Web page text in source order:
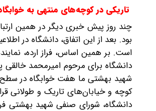
تاریکی در کوچه‌های منتهی به
چند روز پیش خبری دیگر در همین
بود. بعد از این اتفاق، دانشگاه در
است. بر همین اساس، فراز ارده،
دانشگاه برای مرحوم امیر‌محمد خالقی
شهید بهشتی ما هفت خوابگاه در سطح
کوچه و خیابان‌های تاریک و طولانی
دانشگاه، شورای صنفی شهید بهشتی